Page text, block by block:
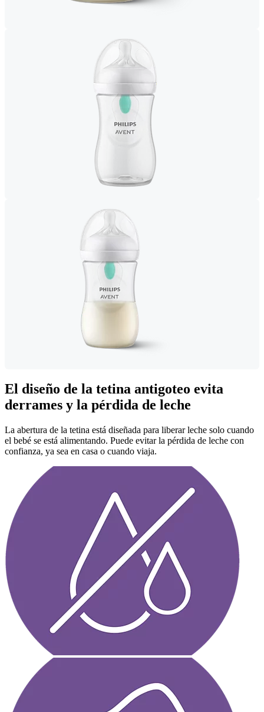
El diseño de la tetina antigoteo evita
derrames y la pérdida de leche
La abertura de la tetina está diseñada para liberar leche solo cuando
el bebé se está alimentando. Puede evitar la pérdida de leche con
confianza, ya sea en casa o cuando viaja.